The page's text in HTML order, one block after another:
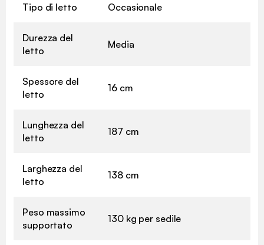
Tipo di letto Occasionale
Durezza del
letto
Media
Spessore del
letto
16 cm
Lunghezza del
letto
187 cm
Larghezza del
letto
138 cm
Peso massimo
supportato
130 kg per sedile